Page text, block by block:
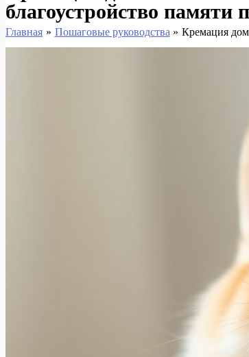
благоустройство памяти
Главная Пошаговые руководства Кремация